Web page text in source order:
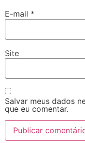
E-mail *
Site
Salvar meus dados
que eu comentar.